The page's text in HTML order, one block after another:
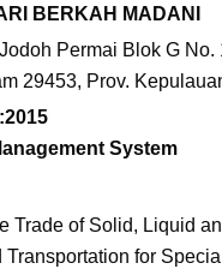
BERKAH MADANI
Permai Blok G
29453, Prov.
System
Trade of Solid, Liquid
Transportation for